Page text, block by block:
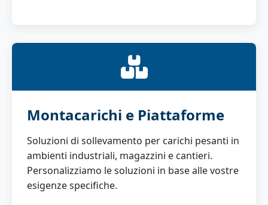
Montacarichi e Piattaforme
Soluzioni di sollevamento per carichi pesanti in
ambienti industriali, magazzini e cantieri.
Personalizziamo le soluzioni in base alle vostre
esigenze specifiche.